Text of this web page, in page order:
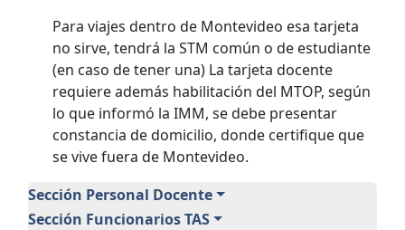
Personal
Sección Personal Docente
Sección Funcionarios TAS
Para viajes dentro de Montevideo esa tarjeta
no sirve, tendrá la STM común o de estudiante
(en caso de tener una) La tarjeta docente
requiere además habilitación del MTOP, según
lo que informó la IMM, se debe presentar
constancia de domicilio, donde certifique que
se vive fuera de Montevideo.